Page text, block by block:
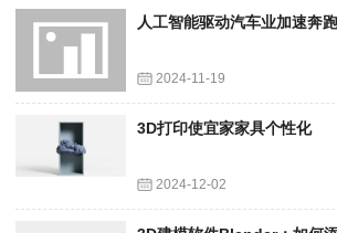
人工智能驱动汽车业加速奔跑
2024-11-19
3D打印使宜家家具个性化
2024-12-02